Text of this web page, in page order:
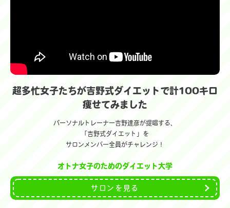
超多忙女子たちが吉野式ダイエットで計100キロ
痩せてみました
パーソナルトレーナー吉野達彦が提唱する、
「吉野式ダイエット」を
サロンメンバー全員がチャレンジ！
オトナ女子のためのダイエット大学
サロンを見る